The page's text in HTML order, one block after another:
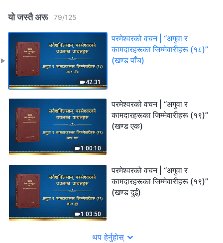
यो जस्तै अरू 79/125
42:31
परमेश्‍वरको वचन | “अगुवा र
कामदारहरूका जिम्‍मेवारीहरू (१८)”
(खण्ड पाँच)
1:00:10
परमेश्‍वरको वचन | “अगुवा र
कामदारहरूका जिम्‍मेवारीहरू (१९)”
(खण्ड एक)
1:03:50
परमेश्‍वरको वचन | “अगुवा र
कामदारहरूका जिम्‍मेवारीहरू (१९)”
(खण्ड दुई)
थप हेर्नुहोस्